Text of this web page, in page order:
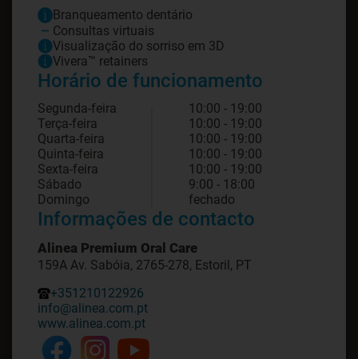
Branqueamento dentário
Consultas virtuais
Visualização do sorriso em 3D
Vivera™ retainers
Horário de funcionamento
Segunda-feira
10:00 - 19:00
Terça-feira
10:00 - 19:00
Quarta-feira
10:00 - 19:00
Quinta-feira
10:00 - 19:00
Sexta-feira
10:00 - 19:00
Sábado
9:00 - 18:00
Domingo
fechado
Informações de contacto
Alinea Premium Oral Care
159A Av. Sabóia, 2765-278, Estoril, PT
+351210122926
info@alinea.com.pt
www.alinea.com.pt